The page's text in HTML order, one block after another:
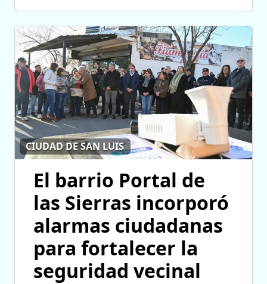
CIUDAD DE SAN LUIS
El barrio Portal de
las Sierras incorporó
alarmas ciudadanas
para fortalecer la
seguridad vecinal